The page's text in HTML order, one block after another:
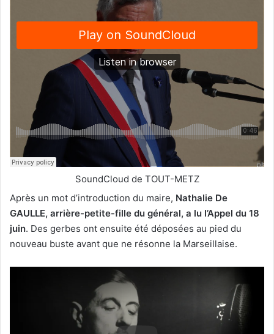
SoundCloud de TOUT-METZ
Après un mot d’introduction du maire, Nathalie De
GAULLE, arrière-petite-fille du général, a lu l’Appel du 18
juin. Des gerbes ont ensuite été déposées au pied du
nouveau buste avant que ne résonne la Marseillaise.